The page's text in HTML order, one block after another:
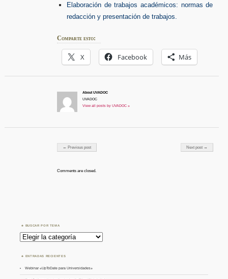
Elaboración de trabajos académicos: normas de
redacción y presentación de trabajos.
Comparte esto:
X Facebook Más
About UVADOC
UVADOC
View all posts by UVADOC »
Post navigation
← Previous post Next post →
Comments are closed.
BUSCAR POR TEMA
Buscar
por
Tema
ENTRADAS RECIENTES
Webinar «UpToDate para Universidades»